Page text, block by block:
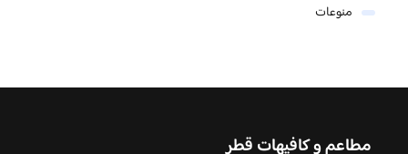
منوعات
مطاعم و كافيهات قطر